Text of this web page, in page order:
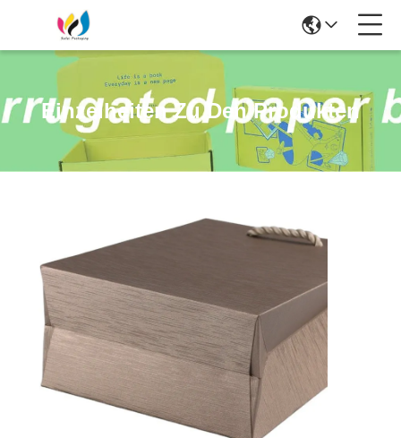
Einzelheiten Zu Den Produkten